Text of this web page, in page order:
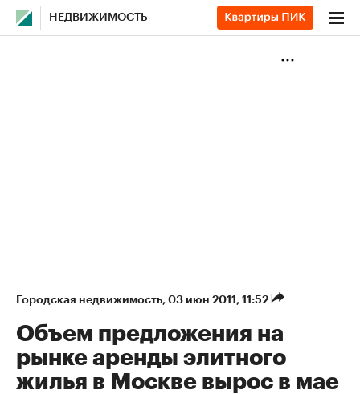
НЕДВИЖИМОСТЬ
Городская недвижимость⁠, 03 июн 2011, 11:52
Объем предложения на
рынке аренды элитного
жилья в Москве вырос в мае